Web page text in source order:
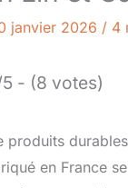
janvier 2026 / 4
- (8 votes)
produits
en France